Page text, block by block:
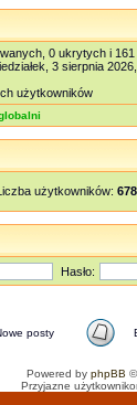
0 ukrytych i
3 sierpnia
użytkowników
użytkowników: 678
Hasło:
posty
Powered by phpBB
Przyjazne